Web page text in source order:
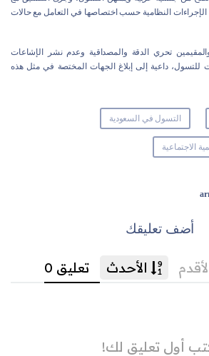
الإجراءات النظامية حسب اختصاصها في التعامل مع حالات
والمقيمين تحري الدقة والمصداقية وعدم نشر الإشاعات
للتسول، داعية إلى إبلاغ الجهات المختصة في مثل هذه
التسول في السعودية
الاجتماعية
أضف تعليقك